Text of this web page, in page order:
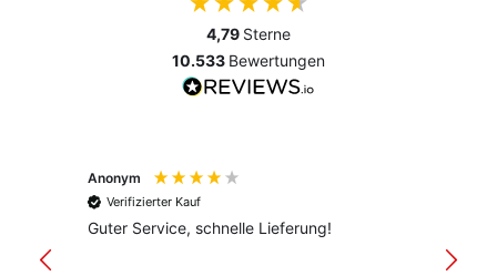
4,79 Sterne
10.533 Bewertungen
Anonym
Verifizierter Kauf
Guter Service, schnelle Lieferung!